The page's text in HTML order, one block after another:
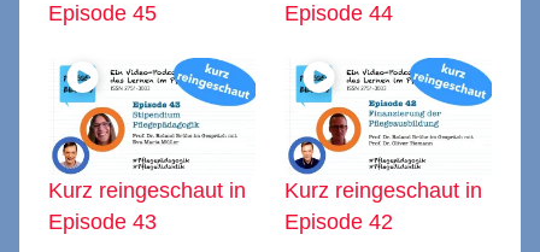
Episode 45
Episode 44
Kurz reingeschaut in
Episode 43
Kurz reingeschaut in
Episode 42